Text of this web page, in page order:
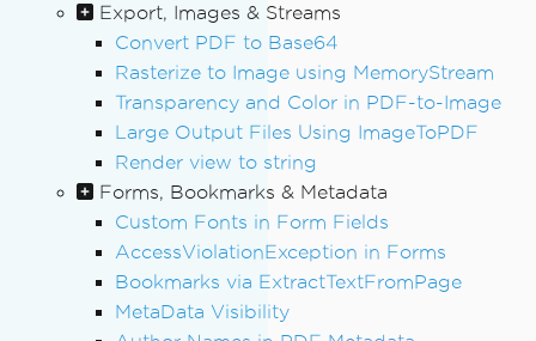
Export, Images & Streams
Convert PDF to Base64
Rasterize to Image using MemoryStream
Transparency and Color in PDF-to-Image
Large Output Files Using ImageToPDF
Render view to string
Forms, Bookmarks & Metadata
Custom Fonts in Form Fields
AccessViolationException in Forms
Bookmarks via ExtractTextFromPage
MetaData Visibility